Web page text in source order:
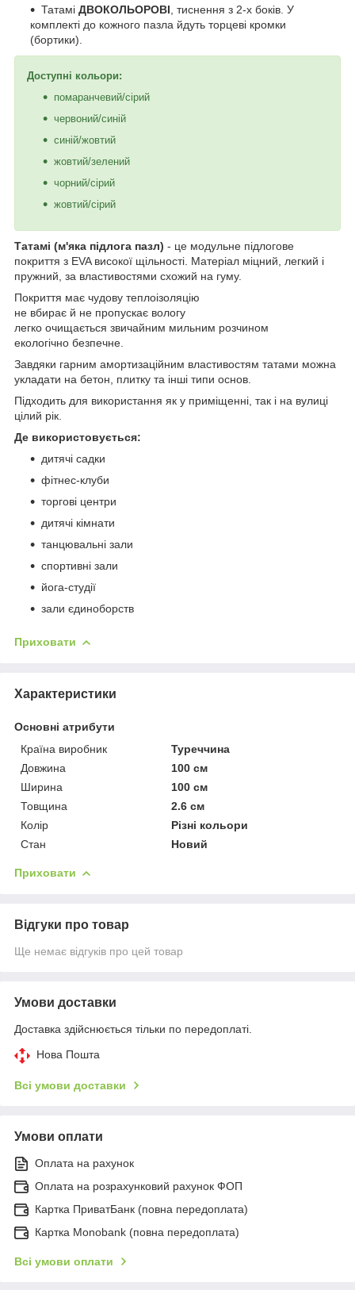
Татамі ДВОКОЛЬОРОВІ , тиснення з 2-х боків. У
комплекті до кожного пазла йдуть торцеві кромки
(бортики).
Доступні кольори:
помаранчевий/сірий
червоний/синій
синій/жовтий
жовтий/зелений
чорний/сірий
жовтий/сірий
Татамі (м'яка підлога пазл) - це модульне підлогове
покриття з EVA високої щільності. Матеріал міцний, легкий і
пружний, за властивостями схожий на гуму.
Покриття має чудову теплоізоляцію
не вбирає й не пропускає вологу
легко очищається звичайним мильним розчином
екологічно безпечне.
Завдяки гарним амортизаційним властивостям татами можна
укладати на бетон, плитку та інші типи основ.
Підходить для використання як у приміщенні, так і на вулиці
цілий рік.
Де використовується:
дитячі садки
фітнес-клуби
торгові центри
дитячі кімнати
танцювальні зали
спортивні зали
йога-студії
зали єдиноборств
Приховати
Характеристики
Основні атрибути
Країна виробник
Туреччина
Довжина
100 см
Ширина
100 см
Товщина
2.6 см
Колір
Різні кольори
Стан
Новий
Приховати
Відгуки про товар
Ще немає відгуків про цей товар
Умови доставки
Доставка здійснюється тільки по передоплаті.
Нова Пошта
Всі умови доставки
Умови оплати
Оплата на рахунок
Оплата на розрахунковий рахунок ФОП
Картка ПриватБанк (повна передоплата)
Картка Monobank (повна передоплата)
Всі умови оплати